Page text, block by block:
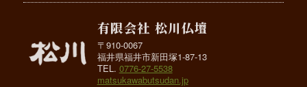
有限会社 松川仏壇
〒910-0067
福井県福井市新田塚1-87-13
TEL. 0776-27-5538
matsukawabutsudan.jp